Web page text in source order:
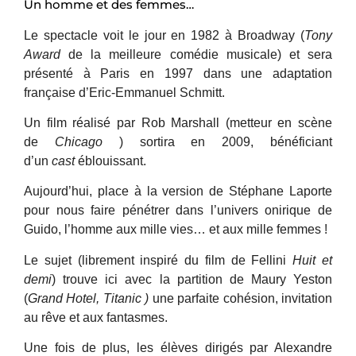
Un homme et des femmes…
Le spectacle voit le jour en 1982 à Broadway (Tony
Awardde la meilleure comédie musicale) et sera
présenté à Paris en 1997 dans une adaptation
française d’Eric-Emmanuel Schmitt.
Un film réalisé par Rob Marshall (metteur en scène
de Chicago ) sortira en 2009, bénéficiant
d’un castéblouissant.
Aujourd’hui, place à la version de Stéphane Laporte
pour nous faire pénétrer dans l’univers onirique de
Guido, l’homme aux mille vies… et aux mille femmes !
Le sujet (librement inspiré du film de FelliniHuit et
demi) trouve ici avec la partition de Maury Yeston
(Grand Hotel, Titanic ) une parfaite cohésion, invitation
au rêve et aux fantasmes.
Une fois de plus, les élèves dirigés par Alexandre